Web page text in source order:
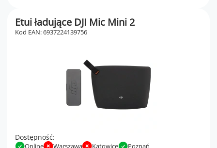
Etui ładujące DJI Mic Mini 2
Kod EAN: 6937224139756
Dostępność:
Online Warszawa Katowice Poznań